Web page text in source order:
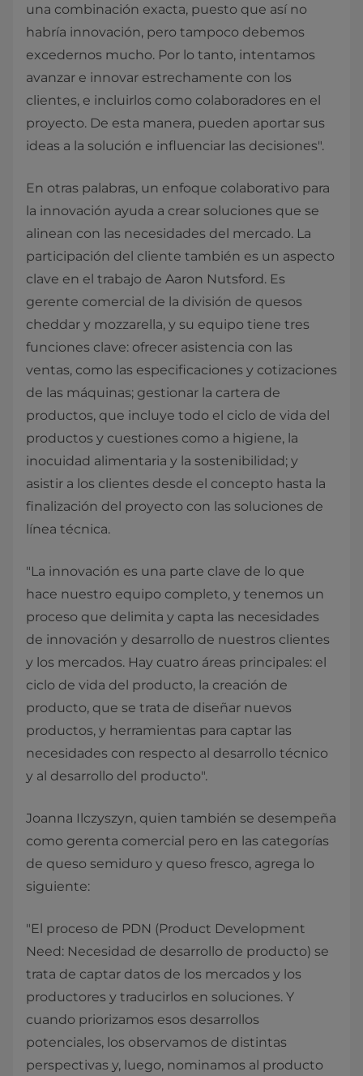
una combinación exacta, puesto que así no
habría innovación, pero tampoco debemos
excedernos mucho. Por lo tanto, intentamos
avanzar e innovar estrechamente con los
clientes, e incluirlos como colaboradores en el
proyecto. De esta manera, pueden aportar sus
ideas a la solución e influenciar las decisiones".
En otras palabras, un enfoque colaborativo para
la innovación ayuda a crear soluciones que se
alinean con las necesidades del mercado. La
participación del cliente también es un aspecto
clave en el trabajo de Aaron Nutsford. Es
gerente comercial de la división de quesos
cheddar y mozzarella, y su equipo tiene tres
funciones clave: ofrecer asistencia con las
ventas, como las especificaciones y cotizaciones
de las máquinas; gestionar la cartera de
productos, que incluye todo el ciclo de vida del
productos y cuestiones como a higiene, la
inocuidad alimentaria y la sostenibilidad; y
asistir a los clientes desde el concepto hasta la
finalización del proyecto con las soluciones de
línea técnica.
"La innovación es una parte clave de lo que
hace nuestro equipo completo, y tenemos un
proceso que delimita y capta las necesidades
de innovación y desarrollo de nuestros clientes
y los mercados. Hay cuatro áreas principales: el
ciclo de vida del producto, la creación de
producto, que se trata de diseñar nuevos
productos, y herramientas para captar las
necesidades con respecto al desarrollo técnico
y al desarrollo del producto".
Joanna Ilczyszyn, quien también se desempeña
como gerenta comercial pero en las categorías
de queso semiduro y queso fresco, agrega lo
siguiente:
"El proceso de PDN (Product Development
Need: Necesidad de desarrollo de producto) se
trata de captar datos de los mercados y los
productores y traducirlos en soluciones. Y
cuando priorizamos esos desarrollos
potenciales, los observamos de distintas
perspectivas y, luego, nominamos al producto